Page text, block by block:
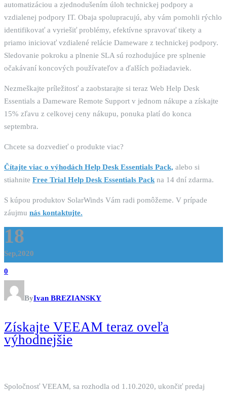
automatizáciou a zjednodušením úloh technickej podpory a
vzdialenej podpory IT. Obaja spolupracujú, aby vám pomohli rýchlo
identifikovať a vyriešiť problémy, efektívne spravovať tikety a
priamo iniciovať vzdialené relácie Dameware z technickej podpory.
Sledovanie pokroku a plnenie SLA sú rozhodujúce pre splnenie
očakávaní koncových používateľov a ďalších požiadaviek.
Nezmeškajte príležitosť a zaobstarajte si teraz Web Help Desk
Essentials a Dameware Remote Support v jednom nákupe a získajte
15% zľavu z celkovej ceny nákupu, ponuka platí do konca
septembra.
Chcete sa dozvedieť o produkte viac?
Čítajte viac o výhodách Help Desk Essentials Pack, alebo si
stiahnite Free Trial Help Desk Essentials Packna 14 dní zdarma.
S kúpou produktov SolarWinds Vám radi pomôžeme. V prípade
záujmu nás kontaktujte.
18
Sep,2020
0
ByIvan BREZIANSKY
Získajte VEEAM teraz oveľa
výhodnejšie
Spoločnosť VEEAM, sa rozhodla od 1.10.2020, ukončiť predaj